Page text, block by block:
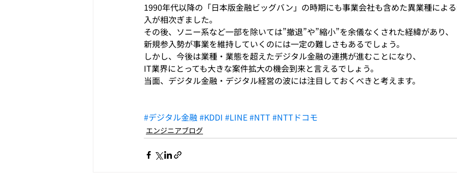
1990年代以降の「日本版金融ビッグバン」の時期にも事業会社も含めた異業種によ
入が相次ぎました。
その後、ソニー系など一部を除いては”撤退”や”縮小”を余儀なくされた経緯があり、
新規参入勢が事業を維持していくのには一定の難しさもあるでしょう。
しかし、今後は業種・業態を超えたデジタル金融の連携が進むことになり、
IT業界にとっても大きな案件拡大の機会到来と言えるでしょう。
当面、デジタル金融・デジタル経営の波には注目しておくべきと考えます。
#デジタル金融 #KDDI #LINE#NTT #NTTドコモ
エンジニアブログ